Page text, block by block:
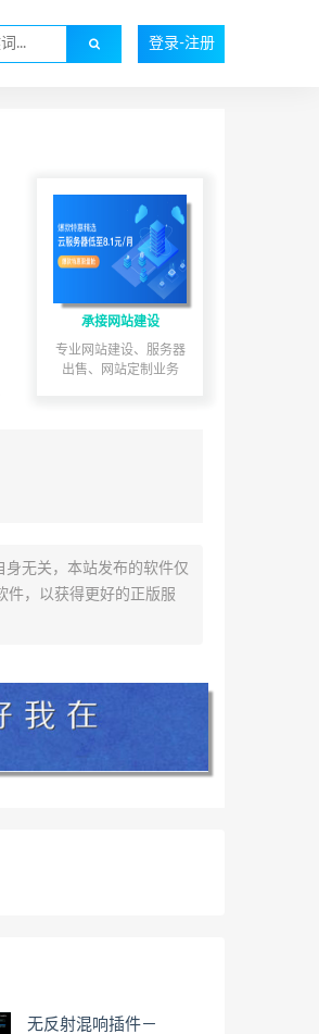
登录-注册
承接网站建设
专业网站建设、服务器
出售、网站定制业务
无关，本站发布的软件仅
件，以获得更好的正版服
无反射混响插件－